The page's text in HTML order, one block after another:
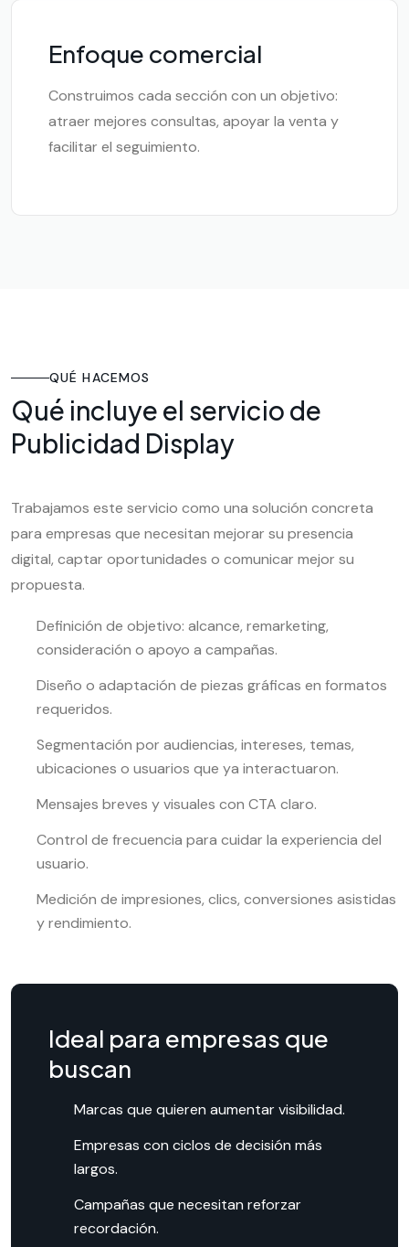
Enfoque comercial
Construimos cada sección con un objetivo:
atraer mejores consultas, apoyar la venta y
facilitar el seguimiento.
QUÉ HACEMOS
Qué incluye el servicio de
Publicidad Display
Trabajamos este servicio como una solución concreta
para empresas que necesitan mejorar su presencia
digital, captar oportunidades o comunicar mejor su
propuesta.
Definición de objetivo: alcance, remarketing,
consideración o apoyo a campañas.
Diseño o adaptación de piezas gráficas en formatos
requeridos.
Segmentación por audiencias, intereses, temas,
ubicaciones o usuarios que ya interactuaron.
Mensajes breves y visuales con CTA claro.
Control de frecuencia para cuidar la experiencia del
usuario.
Medición de impresiones, clics, conversiones asistidas
y rendimiento.
Ideal para empresas que
buscan
Marcas que quieren aumentar visibilidad.
Empresas con ciclos de decisión más
largos.
Campañas que necesitan reforzar
recordación.